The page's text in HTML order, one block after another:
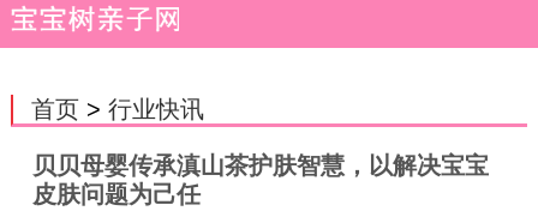
首页> 行业快讯
贝贝母婴传承滇山茶护肤智慧，以解决宝宝
皮肤问题为己任